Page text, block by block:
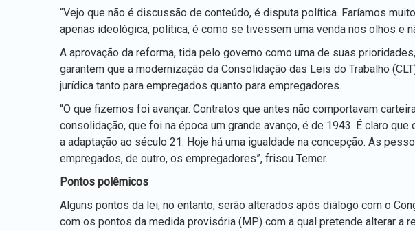
“Vejo que não é discussão de conteúdo, é disputa política. Faríamos
apenas ideológica, política, é como se tivessem uma venda nos olhos e
A aprovação da reforma, tida pelo governo como uma de suas prioridades,
garantem que a modernização da Consolidação das Leis do Trabalho
jurídica tanto para empregados quanto para empregadores.
“O que fizemos foi avançar. Contratos que antes não comportavam
consolidação, que foi na época um grande avanço, é de 1943. É claro
a adaptação ao século 21. Hoje há uma igualdade na concepção. As
empregados, de outro, os empregadores”, frisou Temer.
Pontos polêmicos
Alguns pontos da lei, no entanto, serão alterados após diálogo com o
com os pontos da medida provisória (MP) com a qual pretende alterar a